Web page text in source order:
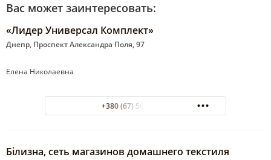
Вас может заинтересовать:
«Лидер Универсал Комплект»
Днепр, Проспект Александра Поля, 97
Елена Николаевна
+380 (67) 563-04-16
Бiлизна, сеть магазинов домашнего текстиля